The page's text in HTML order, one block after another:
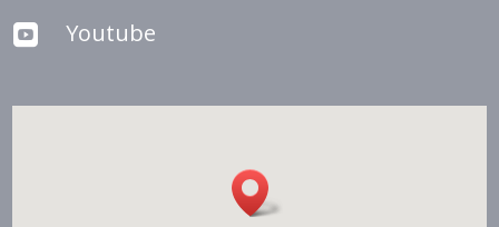
 Youtube